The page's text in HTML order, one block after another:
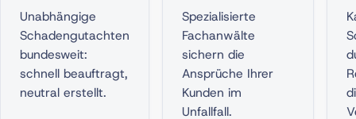
Unabhängige
Schadengutachten
bundesweit:
schnell beauftragt,
neutral erstellt.
Spezialisierte
Fachanwälte
sichern die
Ansprüche Ihrer
Kunden im
Unfallfall.